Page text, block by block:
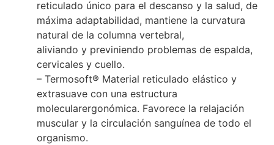
reticulado único para el descanso y la salud, de
máxima adaptabilidad, mantiene la curvatura
natural de la columna vertebral,
aliviando y previniendo problemas de espalda,
cervicales y cuello.
– Termosoft® Material reticulado elástico y
extrasuave con una estructura
molecularergonómica. Favorece la relajación
muscular y la circulación sanguínea de todo el
organismo.